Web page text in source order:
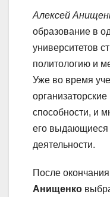
Алексей
образование в
университетов
политологию и
Уже во время
способности, и
его выдающиеся
деятельности.
После
Анищенко